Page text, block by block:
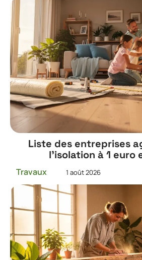
Liste des entreprises
l’isolation à 1 euro
Travaux 1 août 2026